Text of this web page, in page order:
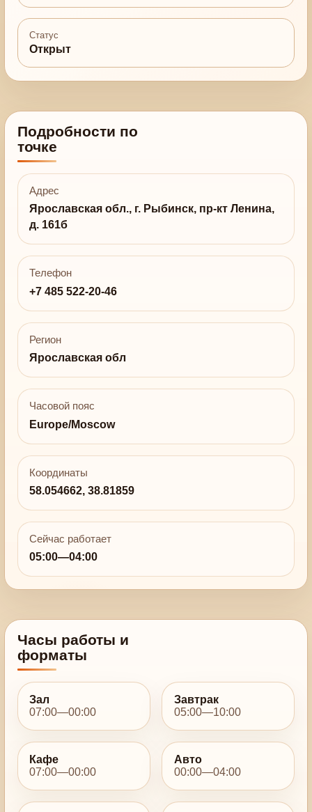
Статус
Открыт
Подробности по
точке
Адрес
Ярославская обл., г. Рыбинск, пр-кт Ленина,
д. 161б
Телефон
+7 485 522-20-46
Регион
Ярославская обл
Часовой пояс
Europe/Moscow
Координаты
58.054662, 38.81859
Сейчас работает
05:00—04:00
Часы работы и
форматы
Зал
07:00—00:00
Завтрак
05:00—10:00
Кафе
07:00—00:00
Авто
00:00—04:00